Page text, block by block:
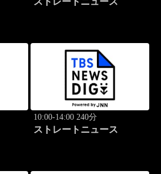
10:00-14:00 240分
ストレートニュース